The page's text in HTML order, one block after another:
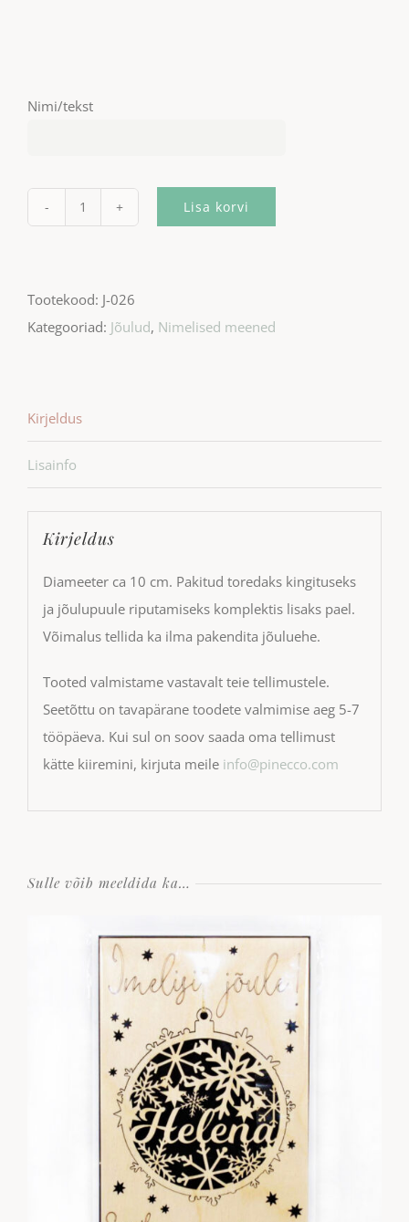
Nimi/tekst
Lisa korvi
Tootekood: J-026
Kategooriad: Jõulud, Nimelised meened
Kirjeldus
Lisainfo
Kirjeldus
Diameeter ca 10 cm. Pakitud toredaks kingituseks
ja jõulupuule riputamiseks komplektis lisaks pael.
Võimalus tellida ka ilma pakendita jõuluehe.
Tooted valmistame vastavalt teie tellimustele.
Seetõttu on tavapärane toodete valmimise aeg 5-7
tööpäeva. Kui sul on soov saada oma tellimust
kätte kiiremini, kirjuta meile info@pinecco.com
Sulle võib meeldida ka…